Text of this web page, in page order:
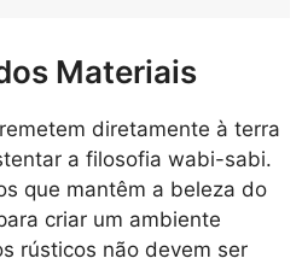
Materiais
diretamente à terra
a filosofia wabi-sabi.
que mantêm a beleza do
criar um ambiente
rústicos não devem ser